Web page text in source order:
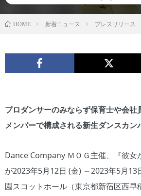
HOME 新着ニュース プレスリリース
プロダンサーのみならず保育士や会社
メンバーで構成される新生ダンスカン
Dance Company ＭＯＧ主催、『彼女
が2023年5月12日 (金) ～2023年5月13
園スコットホール（東京都新宿区西早